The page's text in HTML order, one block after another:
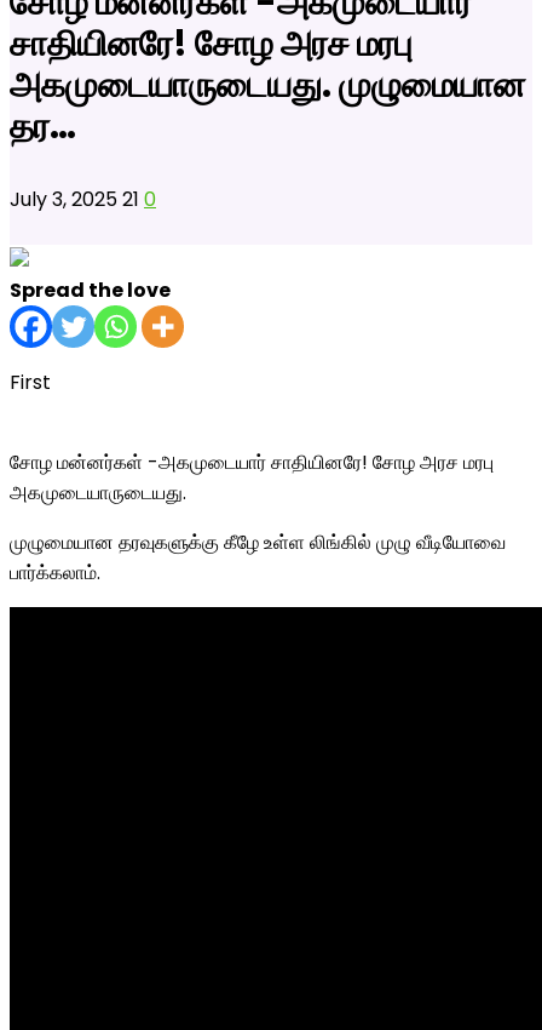
சாதியினரே! சோழ அரச மரபு
அகமுடையாருடையது. முழுமையான
தர…
July 3, 202521 0
Spread the love
First
சோழ மன்னர்கள் -அகமுடையார் சாதியினரே! சோழ அரச மரபு
அகமுடையாருடையது.
முழுமையான தரவுகளுக்கு கீழே உள்ள லிங்கில் முழு வீடியோவை
பார்க்கலாம்.